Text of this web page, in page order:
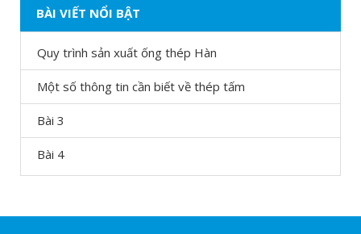
BÀI VIẾT NỔI BẬT
Quy trình sản xuất ống thép Hàn
Một số thông tin cần biết về thép tấm
Bài 3
Bài 4